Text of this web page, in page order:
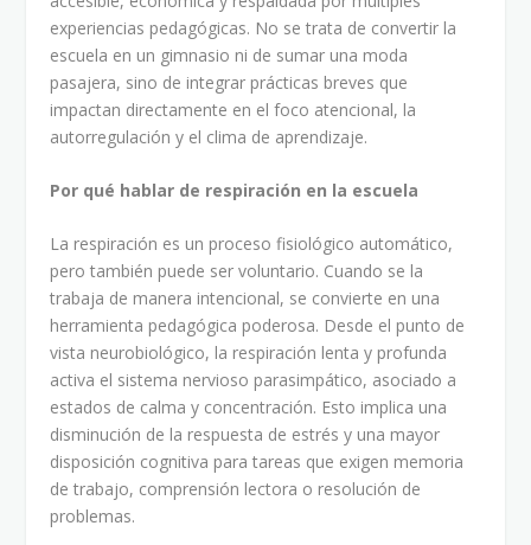
experiencias pedagógicas. No se trata de convertir la
escuela en un gimnasio ni de sumar una moda
pasajera, sino de integrar prácticas breves que
impactan directamente en el foco atencional, la
autorregulación y el clima de aprendizaje.
Por qué hablar de respiración en la escuela
La respiración es un proceso fisiológico automático,
pero también puede ser voluntario. Cuando se la
trabaja de manera intencional, se convierte en una
herramienta pedagógica poderosa. Desde el punto de
vista neurobiológico, la respiración lenta y profunda
activa el sistema nervioso parasimpático, asociado a
estados de calma y concentración. Esto implica una
disminución de la respuesta de estrés y una mayor
disposición cognitiva para tareas que exigen memoria
de trabajo, comprensión lectora o resolución de
problemas.